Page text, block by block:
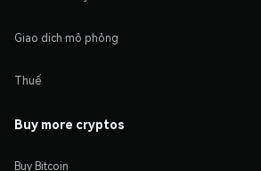
Giao dịch mô phỏng
Thuế
Buy more cryptos
Buy Bitcoin